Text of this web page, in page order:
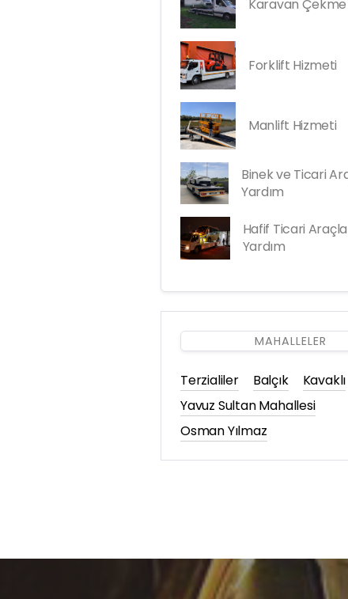
Karavan
Forklift Hizmeti
Manlift Hizmeti
Binek ve Ticari
Yardım
Hafif Ticari
Yardım
MAHALLELER
Terzialiler Balçık
Kavaklı
Yavuz Sultan Mahallesi
Osman Yılmaz